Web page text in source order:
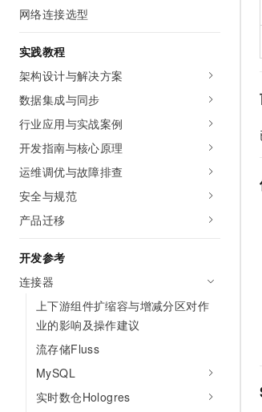
网络连接选型
实践教程
架构设计与解决方案
数据集成与同步
行业应用与实战案例
开发指南与核心原理
运维调优与故障排查
安全与规范
产品迁移
开发参考
连接器
上下游组件扩缩容与增减分区对作
业的影响及操作建议
流存储Fluss
MySQL
实时数仓Hologres
专有云